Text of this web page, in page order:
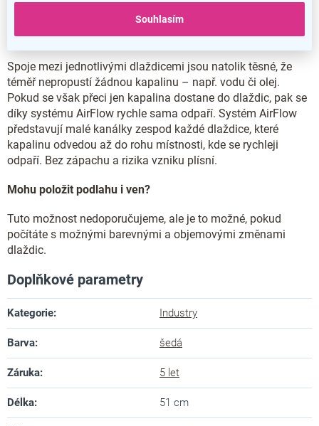
Souhlasím
alespoň 12 % z celkového rozměru místnosti.
Jak podlaha snáší vlhkost?
Spoje mezi jednotlivými dlaždicemi jsou natolik těsné, že
téměř nepropustí žádnou kapalinu – např. vodu či olej.
Pokud se však přeci jen kapalina dostane do dlaždic, pak se
díky systému AirFlow rychle sama odpaří. Systém AirFlow
představují malé kanálky zespod každé dlaždice, které
kapalinu odvedou až do rohu místnosti, kde se rychleji
odpaří. Bez zápachu a rizika vzniku plísní.
Mohu položit podlahu i ven?
Tuto možnost nedoporučujeme, ale je to možné, pokud
počítáte s možnými barevnými a objemovými změnami
dlaždic.
Doplňkové parametry
Kategorie: Industry
Barva: šedá
Záruka: 5 let
Délka: 51 cm